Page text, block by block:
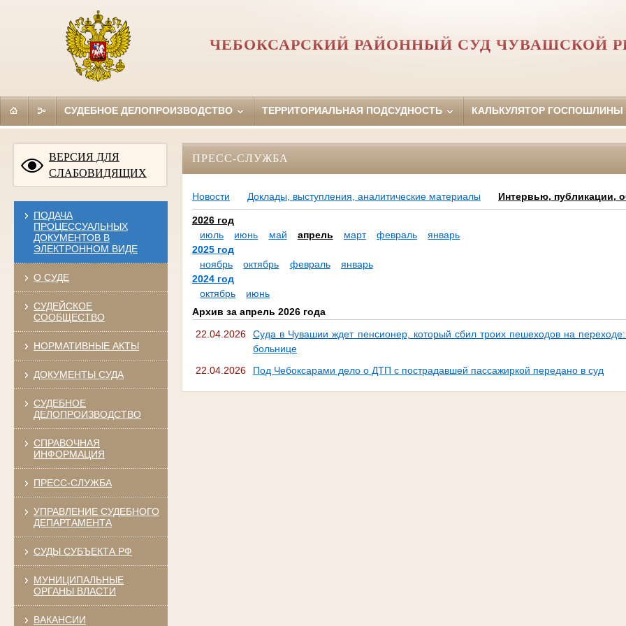
ЧЕБОКСАРСКИЙ РАЙОННЫЙ СУД ЧУВАШСКОЙ
СУДЕБНОЕ ДЕЛОПРОИЗВОДСТВО ТЕРРИТОРИАЛЬНАЯ ПОДСУДНОСТЬ КАЛЬКУЛЯТОР ГОСПОШЛИНЫ
ВЕРСИЯ ДЛЯ
СЛАБОВИДЯЩИХ
ПОДАЧА
ПРОЦЕССУАЛЬНЫХ
ДОКУМЕНТОВ В
ЭЛЕКТРОННОМ ВИДЕ
О СУДЕ
СУДЕЙСКОЕ
СООБЩЕСТВО
НОРМАТИВНЫЕ АКТЫ
ДОКУМЕНТЫ СУДА
СУДЕБНОЕ
ДЕЛОПРОИЗВОДСТВО
СПРАВОЧНАЯ
ИНФОРМАЦИЯ
ПРЕСС-СЛУЖБА
УПРАВЛЕНИЕ СУДЕБНОГО
ДЕПАРТАМЕНТА
СУДЫ СУБЪЕКТА РФ
МУНИЦИПАЛЬНЫЕ
ОРГАНЫ ВЛАСТИ
ВАКАНСИИ
ПРЕСС-СЛУЖБА
Новости Доклады, выступления, аналитические материалы Интервью, публикации,
2026 год
июль
июнь май апрель март февраль
январь
2025 год
ноябрь
октябрь февраль
январь
2024 год
октябрь
июнь
Архив за апрель 2026 года
22.04.2026
Суда в Чувашии ждет пенсионер, который сбил троих пешеходов на
больнице
22.04.2026
Под Чебоксарами дело о ДТП с пострадавшей пассажиркой передано в суд